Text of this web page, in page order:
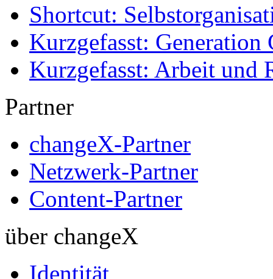
Shortcut:
Kurzgefasst: Generation
Kurzgefasst: Arbeit und
Partner
changeX-Partner
Netzwerk-Partner
Content-Partner
über changeX
Identität